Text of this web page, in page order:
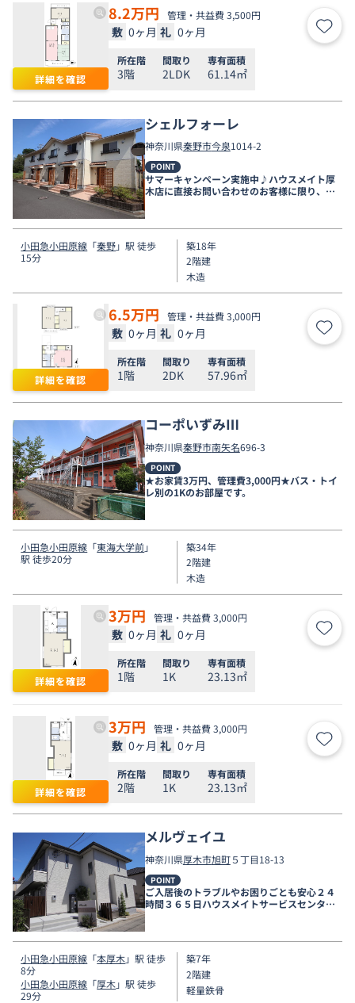
詳細を確認
8.2万円 管理・共益費 3,500円
敷 0ヶ月 礼 0ヶ月 お気
所在階
3階
間取り
2LDK
専有面積
61.14㎡
シェルフォーレ
神奈川県秦野市今泉1014-2
POINT
サマーキャンペーン実施中♪ハウスメイト厚
木店に直接お問い合わせのお客様に限り、９
月末まで家賃無料♪
小田急小田原線 「秦野」駅 徒歩
15分
築18年
2階建
木造
詳細を確認
6.5万円 管理・共益費 3,000円
敷 0ヶ月 礼 0ヶ月 お気
所在階
1階
間取り
2DK
専有面積
57.96㎡
コーポいずみⅢ
神奈川県秦野市南矢名696-3
POINT
★お家賃3万円、管理費3,000円★バス・トイ
レ別の1Kのお部屋です。
小田急小田原線 「東海大学前」
駅 徒歩20分
築34年
2階建
木造
詳細を確認
3万円 管理・共益費 3,000円
敷 0ヶ月 礼 0ヶ月 お気
所在階
1階
間取り
1K
専有面積
23.13㎡
詳細を確認
3万円 管理・共益費 3,000円
敷 0ヶ月 礼 0ヶ月 お気
所在階
2階
間取り
1K
専有面積
23.13㎡
メルヴェイユ
神奈川県厚木市旭町５丁目18-13
POINT
ご入居後のトラブルやお困りごとも安心２４
時間３６５日ハウスメイトサービスセンター
電話受付対応。
小田急小田原線 「本厚木」駅 徒歩
8分
小田急小田原線 「厚木」駅 徒歩
29分
築7年
2階建
軽量鉄骨